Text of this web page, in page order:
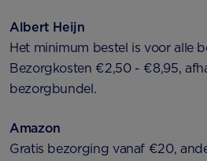
Albert Heijn
Het minimum bestel is voor alle
Bezorgkosten €2,50 - €8,95,
bezorgbundel.
Amazon
Gratis bezorging vanaf €20,